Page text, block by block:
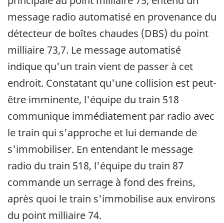
message radio automatisé en provenance du
détecteur de boîtes chaudes (DBS) du point
milliaire 73,7. Le message automatisé
indique qu'un train vient de passer à cet
endroit. Constatant qu'une collision est peut-
être imminente, l'équipe du train 518
communique immédiatement par radio avec
le train qui s'approche et lui demande de
s'immobiliser. En entendant le message
radio du train 518, l'équipe du train 87
commande un serrage à fond des freins,
après quoi le train s'immobilise aux environs
du point milliaire 74.